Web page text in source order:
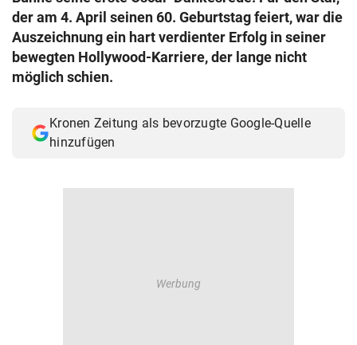
der am 4. April seinen 60. Geburtstag feiert, war die
Auszeichnung ein hart verdienter Erfolg in seiner
bewegten Hollywood-Karriere, der lange nicht
möglich schien.
Kronen Zeitung als bevorzugte Google-Quelle
hinzufügen